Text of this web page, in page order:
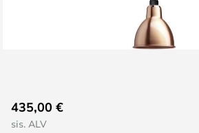
to
the
435,00 €
sis. ALV